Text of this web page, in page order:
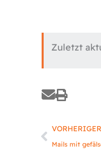
Zuletzt
Zurück
Mails mit